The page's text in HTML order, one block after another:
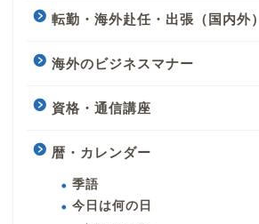
転勤・海外赴任・出張（国内外）
海外のビジネスマナー
資格・通信講座
暦・カレンダー
季語
今日は何の日